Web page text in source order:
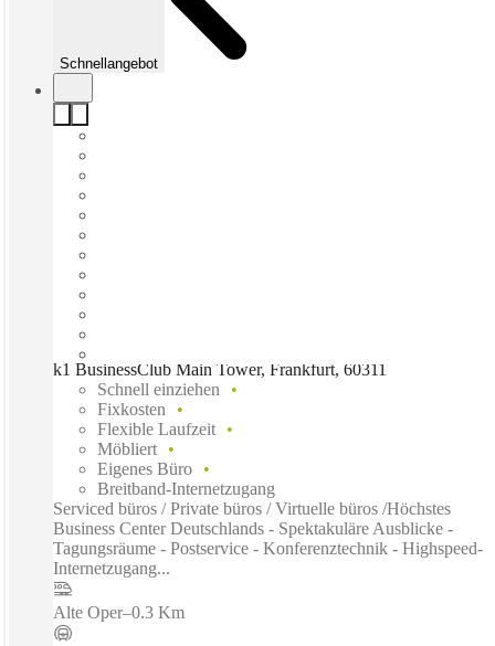
Schnellangebot
k1 BusinessClub Main Tower, Frankfurt, 60311
Schnell einziehen
Fixkosten
Flexible Laufzeit
Möbliert
Eigenes Büro
Breitband-Internetzugang
Serviced büros / Private büros / Virtuelle büros /Höchstes
Business Center Deutschlands - Spektakuläre Ausblicke -
Tagungsräume - Postservice - Konferenztechnik - Highspeed-
Internetzugang...
Alte Oper–0.3 Km